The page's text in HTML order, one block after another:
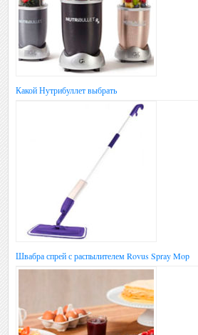
Какой Нутрибуллет выбрать
Швабра спрей с распылителем Rovus Spray Mop